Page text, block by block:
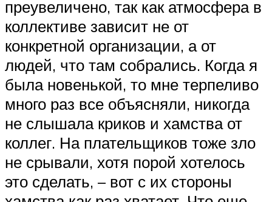
преувеличено, так как атмосфера в
коллективе зависит не от
конкретной организации, а от
людей, что там собрались. Когда я
была новенькой, то мне терпеливо
много раз все объясняли, никогда
не слышала криков и хамства от
коллег. На плательщиков тоже зло
не срывали, хотя порой хотелось
это сделать, – вот с их стороны